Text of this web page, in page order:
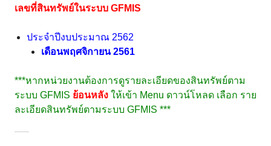
เลขที่สินทรัพย์ในระบบ GFMIS
ประจำปีงบประมาณ 2562
เดือนพฤศจิกายน 2561
***หากหน่วยงานต้องการดูรายละเอียดของสินทรัพย์ตาม
ระบบ GFMIS ย้อนหลัง ให้เข้า Menu ดาวน์โหลด เลือก ราย
ละเอียดสินทรัพย์ตามระบบ GFMIS ***